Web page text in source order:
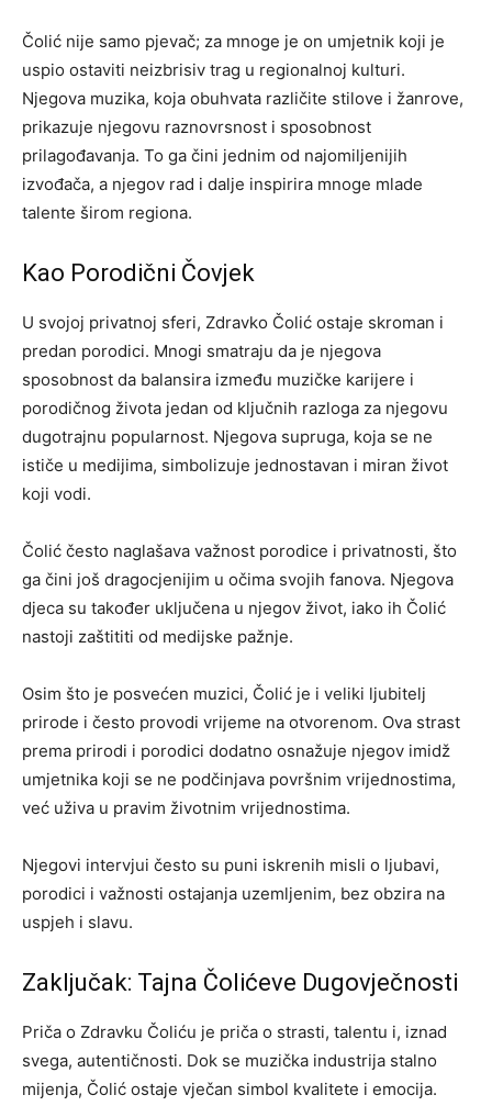
Čolić nije samo pjevač; za mnoge je on umjetnik koji je
uspio ostaviti neizbrisiv trag u regionalnoj kulturi.
Njegova muzika, koja obuhvata različite stilove i žanrove,
prikazuje njegovu raznovrsnost i sposobnost
prilagođavanja. To ga čini jednim od najomiljenijih
izvođača, a njegov rad i dalje inspirira mnoge mlade
talente širom regiona.
Kao Porodični Čovjek
U svojoj privatnoj sferi, Zdravko Čolić ostaje skroman i
predan porodici. Mnogi smatraju da je njegova
sposobnost da balansira između muzičke karijere i
porodičnog života jedan od ključnih razloga za njegovu
dugotrajnu popularnost. Njegova supruga, koja se ne
ističe u medijima, simbolizuje jednostavan i miran život
koji vodi.
Čolić često naglašava važnost porodice i privatnosti, što
ga čini još dragocjenijim u očima svojih fanova. Njegova
djeca su također uključena u njegov život, iako ih Čolić
nastoji zaštititi od medijske pažnje.
Osim što je posvećen muzici, Čolić je i veliki ljubitelj
prirode i često provodi vrijeme na otvorenom. Ova strast
prema prirodi i porodici dodatno osnažuje njegov imidž
umjetnika koji se ne podčinjava površnim vrijednostima,
već uživa u pravim životnim vrijednostima.
Njegovi intervjui često su puni iskrenih misli o ljubavi,
porodici i važnosti ostajanja uzemljenim, bez obzira na
uspjeh i slavu.
Zaključak: Tajna Čolićeve Dugovječnosti
Priča o Zdravku Čoliću je priča o strasti, talentu i, iznad
svega, autentičnosti. Dok se muzička industrija stalno
mijenja, Čolić ostaje vječan simbol kvalitete i emocija.